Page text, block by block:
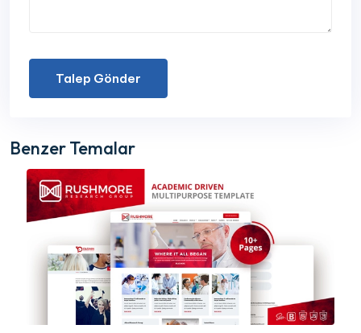
Talep Gönder
Benzer Temalar